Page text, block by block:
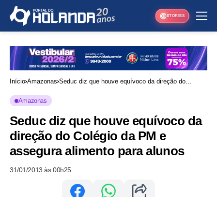
STORIES
Início Amazonas Seduc diz que houve equívoco da direção do
Amazonas
Seduc diz que houve equívoco da
direção do Colégio da PM e
assegura alimento para alunos
31/01/2013 às 00h25